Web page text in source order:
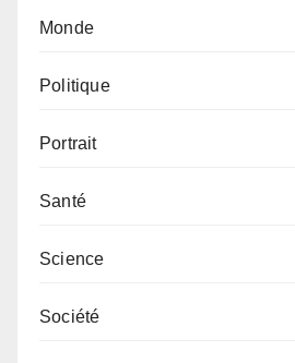
Monde
Politique
Portrait
Santé
Science
Société